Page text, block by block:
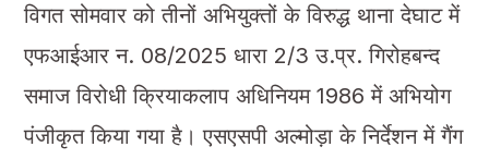
विगत सोमवार को तीनों अभियुक्तों के विरुद्ध थाना देघाट में
एफआईआर न. 08/2025 धारा 2/3 उ.प्र. गिरोहबन्द
समाज विरोधी क्रियाकलाप अधिनियम 1986 में अभियोग
पंजीकृत किया गया है। एसएसपी अल्मोड़ा के निर्देशन में गैंग